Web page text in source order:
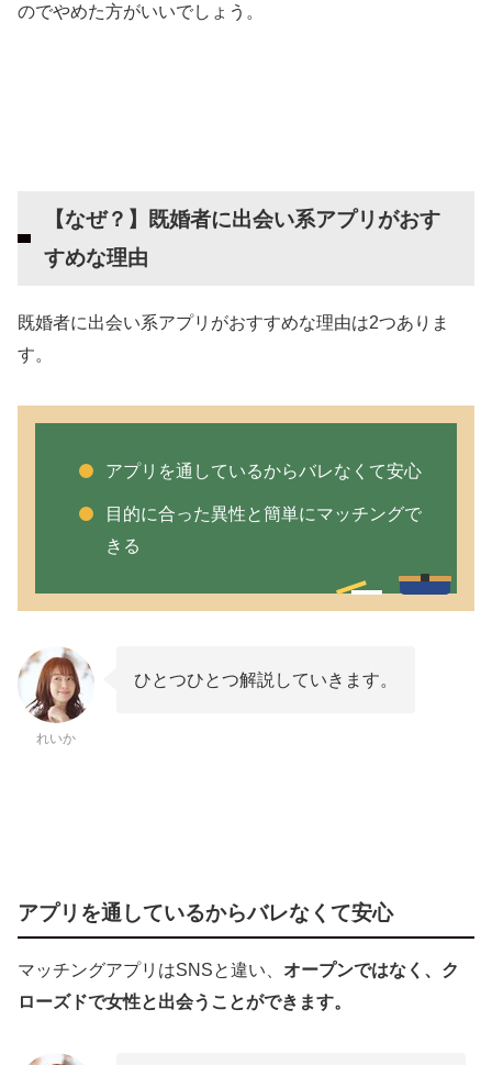
のでやめた方がいいでしょう。
【なぜ？】既婚者に出会い系アプリがおす
すめな理由
既婚者に出会い系アプリがおすすめな理由は2つありま
す。
アプリを通しているからバレなくて安心
目的に合った異性と簡単にマッチングで
きる
れいか
ひとつひとつ解説していきます。
アプリを通しているからバレなくて安心
マッチングアプリはSNSと違い、 オープンではなく、ク
ローズドで女性と出会うことができます。